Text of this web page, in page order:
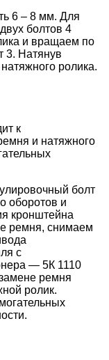
6 – 8 мм. Для
болтов 4
и вращаем по
3. Натянув
ролика.
к
и натяжного
болт
оборотов и
кронштейна
ремня, снимаем
с
— 5К 1110
ремня
ролик.